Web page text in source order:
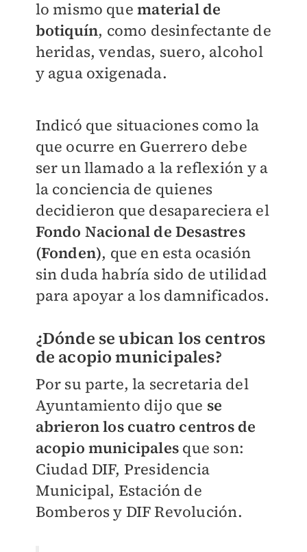
lo mismo quematerial de
botiquín, como desinfectante de
heridas, vendas, suero, alcohol
y agua oxigenada.
Indicó que situaciones como la
que ocurre en Guerrero debe
ser un llamado a la reflexión y a
la conciencia de quienes
decidieron que desapareciera el
Fondo Nacional de Desastres
(Fonden), que en esta ocasión
sin duda habría sido de utilidad
para apoyar a los damnificados.
¿Dónde se ubican los centros
de acopio municipales?
Por su parte, la secretaria del
Ayuntamiento dijo que se
abrieron los cuatro centros de
acopio municipales que son:
Ciudad DIF, Presidencia
Municipal, Estación de
Bomberos y DIF Revolución.